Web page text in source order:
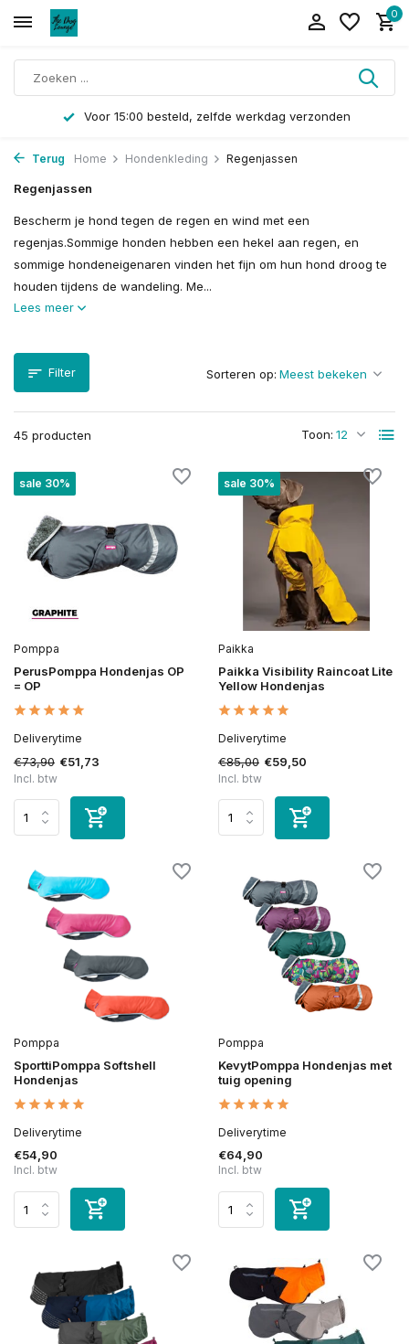
0
Voor 15:00 besteld, zelfde werkdag verzonden
Terug Home Hondenkleding Regenjassen
Regenjassen
Bescherm je hond tegen de regen en wind met een
regenjas.Sommige honden hebben een hekel aan regen, en
sommige hondeneigenaren vinden het fijn om hun hond droog te
houden tijdens de wandeling. Me...
Lees meer
Filter
45 producten Toon:
Sorteren op:
sale 30%
Pomppa
PerusPomppa Hondenjas OP
= OP
Deliverytime
€73,90 €51,73
Incl. btw
sale 30%
Paikka
Paikka Visibility Raincoat Lite
Yellow Hondenjas
Deliverytime
€85,00 €59,50
Incl. btw
Pomppa
SporttiPomppa Softshell
Hondenjas
Deliverytime
€54,90
Incl. btw
Pomppa
KevytPomppa Hondenjas met
tuig opening
Deliverytime
€64,90
Incl. btw